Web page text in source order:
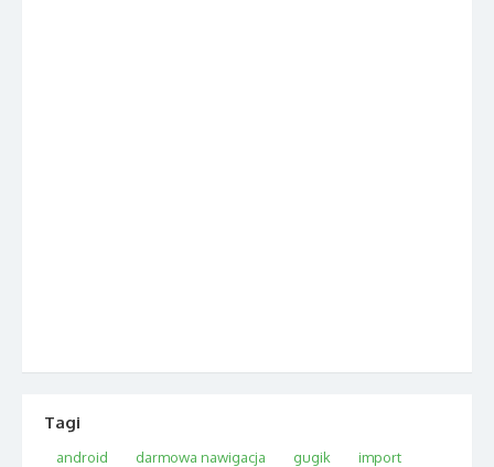
Tagi
android darmowa nawigacja gugik
import